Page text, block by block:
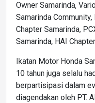
Owner Samarinda,
Samarinda
Chapter Samarinda,
Samarinda, HAI
Ikatan Motor Honda
10 tahun juga selalu
berpartisipasi dalam
diagendakan oleh PT.